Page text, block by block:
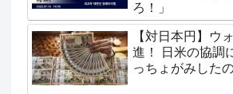
ろ！」
【対日本円】ウ
進！ 日米の協調
っちょがみしたの